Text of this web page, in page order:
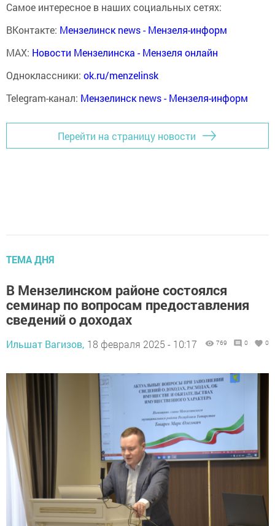
Самое интересное в наших социальных сетях:
ВКонтакте: Мензелинск news - Мензеля-информ
MAX: Новости Мензелинска - Мензеля онлайн
Одноклассники: ok.ru/menzelinsk
Telegram-канал: Мензелинск news - Мензеля-информ
Перейти на страницу новости
ТЕМА ДНЯ
В Мензелинском районе состоялся
семинар по вопросам предоставления
сведений о доходах
Ильшат Вагизов, 18 февраля 2025 - 10:17 769 0 0